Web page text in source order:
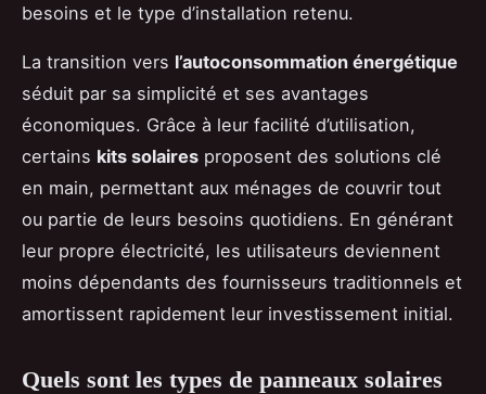
besoins et le type d’installation retenu.
La transition vers l’autoconsommation énergétique
séduit par sa simplicité et ses avantages
économiques. Grâce à leur facilité d’utilisation,
certains kits solaires proposent des solutions clé
en main, permettant aux ménages de couvrir tout
ou partie de leurs besoins quotidiens. En générant
leur propre électricité, les utilisateurs deviennent
moins dépendants des fournisseurs traditionnels et
amortissent rapidement leur investissement initial.
Quels sont les types de panneaux solaires